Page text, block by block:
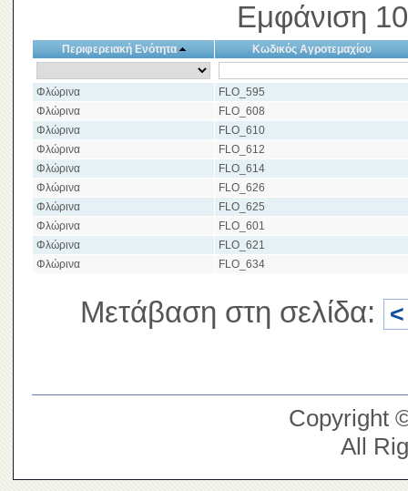
Εμφάνιση
Περιφερειακή Ενότητα Κωδικός Αγροτεμαχίου
Φλώρινα
FLO_595
Φλώρινα
FLO_608
Φλώρινα
FLO_610
Φλώρινα
FLO_612
Φλώρινα
FLO_614
Φλώρινα
FLO_626
Φλώρινα
FLO_625
Φλώρινα
FLO_601
Φλώρινα
FLO_621
Φλώρινα
FLO_634
Μετάβαση στη σελίδα:
Copyright
All